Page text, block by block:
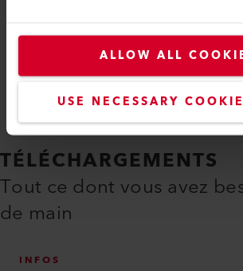
ALLOW ALL
USE NECESSARY
TÉLÉCHARGEMENTS
Tout ce dont vous avez
de main
INFOS